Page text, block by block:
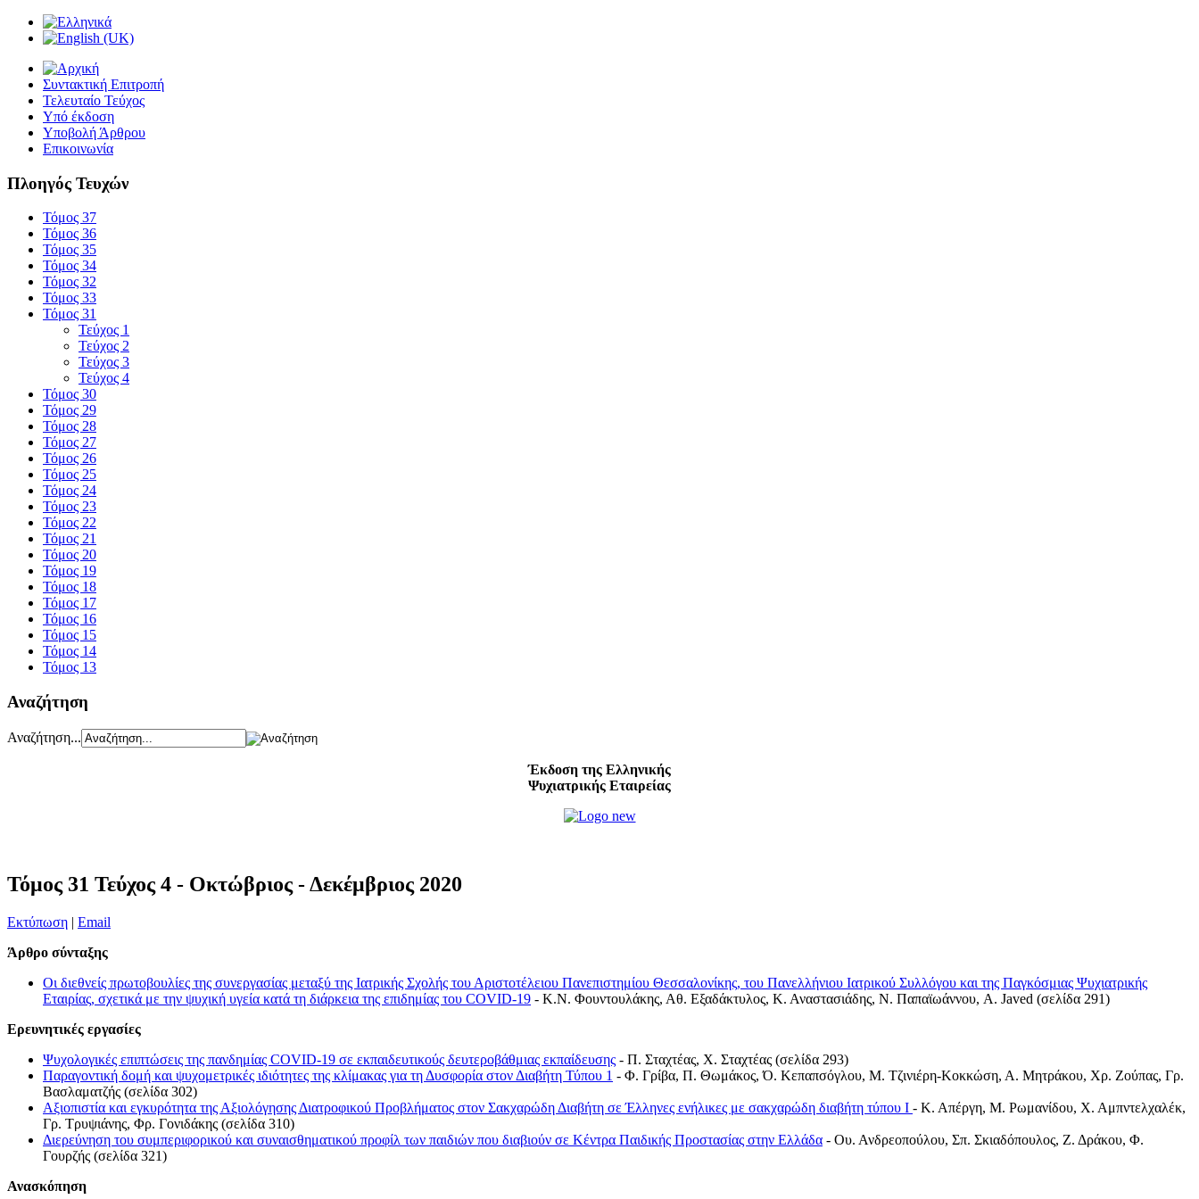
Συντακτική Επιτροπή
Τελευταίο Τεύχος
Υπό έκδοση
Υποβολή Άρθρου
Επικοινωνία
Πλοηγός Τευχών
Τόμος 37
Τόμος 36
Τόμος 35
Τόμος 34
Τόμος 32
Τόμος 33
Τόμος 31
Τεύχος 1
Τεύχος 2
Τεύχος 3
Τεύχος 4
Τόμος 30
Τόμος 29
Τόμος 28
Τόμος 27
Τόμος 26
Τόμος 25
Τόμος 24
Τόμος 23
Τόμος 22
Τόμος 21
Τόμος 20
Τόμος 19
Τόμος 18
Τόμος 17
Τόμος 16
Τόμος 15
Τόμος 14
Τόμος 13
Αναζήτηση
Αναζήτηση...
Έκδοση της Ελληνικής
Ψυχιατρικής Εταιρείας
Τόμος 31 Τεύχος 4 - Οκτώβριος - Δεκέμβριος 2020
Εκτύπωση | Email
Άρθρο σύνταξης
Οι διεθνείς πρωτοβουλίες της συνεργασίας μεταξύ της Ιατρικής Σχολής του Αριστοτέλειου Πανεπιστημίου Θεσσαλονίκης, του Πανελλήνιου Ιατρικού Συλλόγου και της Παγκόσμιας Ψυχιατρικής
Εταιρίας, σχετικά με την ψυχική υγεία κατά τη διάρκεια της επιδημίας του COVID-19 - Κ.Ν. Φουντουλάκης, Αθ. Εξαδάκτυλος, Κ. Αναστασιάδης, Ν. Παπαϊωάννου, A. Javed (σελίδα 291)
Eρευνητικές εργασίες
Ψυχολογικές επιπτώσεις της πανδημίας COVID-19 σε εκπαιδευτικούς δευτεροβάθμιας εκπαίδευσης - Π. Σταχτέας, Χ. Σταχτέας (σελίδα 293)
Παραγοντική δομή και ψυχομετρικές ιδιότητες της κλίμακας για τη Δυσφορία στον Διαβήτη Τύπου 1 - Φ. Γρίβα, Π. Θωμάκος, Ό. Κεπαπσόγλου, Μ. Τζινιέρη-Κοκκώση, Α. Μητράκου, Χρ. Ζούπας, Γρ.
Βασλαματζής (σελίδα 302)
Αξιοπιστία και εγκυρότητα της Αξιολόγησης Διατροφικού Προβλήματος στον Σακχαρώδη Διαβήτη σε Έλληνες ενήλικες με σακχαρώδη διαβήτη τύπου Ι - Κ. Απέργη, Μ. Ρωμανίδου, Χ. Αμπντελχαλέκ,
Γρ. Τρυψιάνης, Φρ. Γονιδάκης (σελίδα 310)
Διερεύνηση του συμπεριφορικού και συναισθηματικού προφίλ των παιδιών που διαβιούν σε Κέντρα Παιδικής Προστασίας στην Ελλάδα - Ου. Ανδρεοπούλου, Σπ. Σκιαδόπουλος, Ζ. Δράκου, Φ.
Γουρζής (σελίδα 321)
Ανασκόπηση